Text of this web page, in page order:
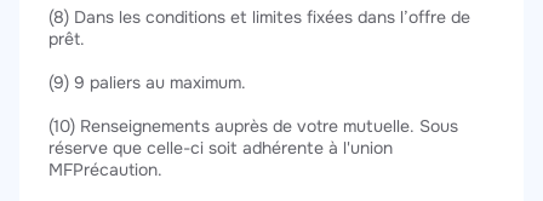
(8) Dans les conditions et limites fixées dans l’offre de
prêt.
(9) 9 paliers au maximum.
(10) Renseignements auprès de votre mutuelle. Sous
réserve que celle-ci soit adhérente à l'union
MFPrécaution.